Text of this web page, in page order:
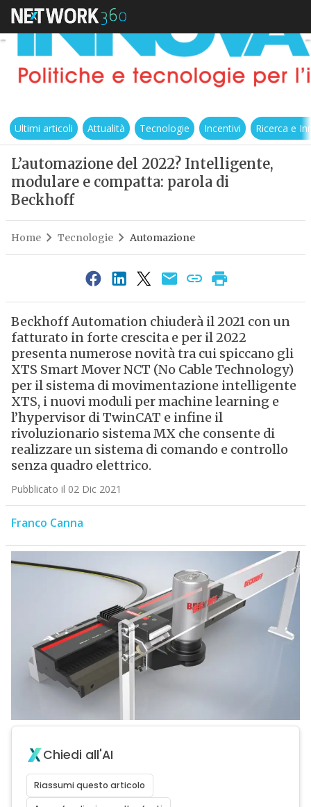
Ultimi articoli Attualità Tecnologie Incentivi Ricerca e
L’automazione del 2022? Intelligente,
modulare e compatta: parola di
Beckhoff
Home Tecnologie Automazione
Beckhoff Automation chiuderà il 2021 con un
fatturato in forte crescita e per il 2022
presenta numerose novità tra cui spiccano gli
XTS Smart Mover NCT (No Cable Technology)
per il sistema di movimentazione intelligente
XTS, i nuovi moduli per machine learning e
l’hypervisor di TwinCAT e infine il
rivoluzionario sistema MX che consente di
realizzare un sistema di comando e controllo
senza quadro elettrico.
Pubblicato il 02 Dic 2021
Franco Canna
Chiedi all'AI
Riassumi questo articolo